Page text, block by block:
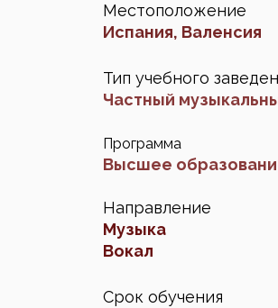
Местоположение
Испания, Валенсия
Тип учебного
Частный
Программа
Высшее
Направление
Музыка
Вокал
Срок обучения